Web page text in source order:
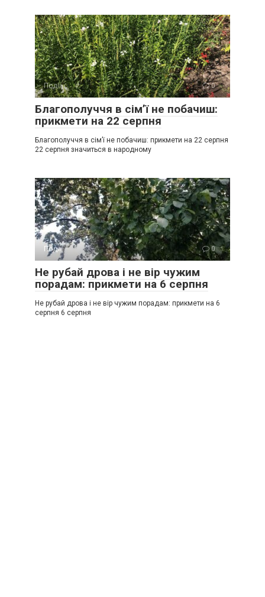
Події 0
Благополуччя в сім’ї не побачиш:
прикмети на 22 серпня
Благополуччя в сім’ї не побачиш: прикмети на 22 серпня
22 серпня значиться в народному
Події 0
Не рубай дрова і не вір чужим
порадам: прикмети на 6 серпня
Не рубай дрова і не вір чужим порадам: прикмети на 6
серпня 6 серпня